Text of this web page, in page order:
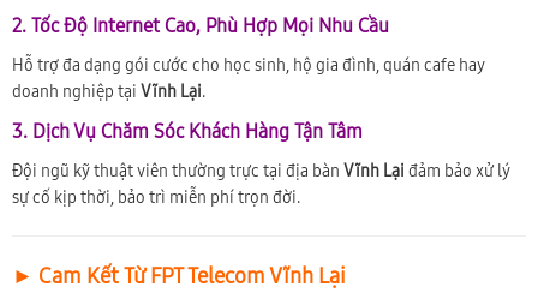
2. Tốc Độ Internet Cao, Phù Hợp Mọi Nhu Cầu
Hỗ trợ đa dạng gói cước cho học sinh, hộ gia đình, quán cafe hay
doanh nghiệp tại Vĩnh Lại.
3. Dịch Vụ Chăm Sóc Khách Hàng Tận Tâm
Đội ngũ kỹ thuật viên thường trực tại địa bàn Vĩnh Lại đảm bảo xử lý
sự cố kịp thời, bảo trì miễn phí trọn đời.
► Cam Kết Từ FPT Telecom Vĩnh Lại